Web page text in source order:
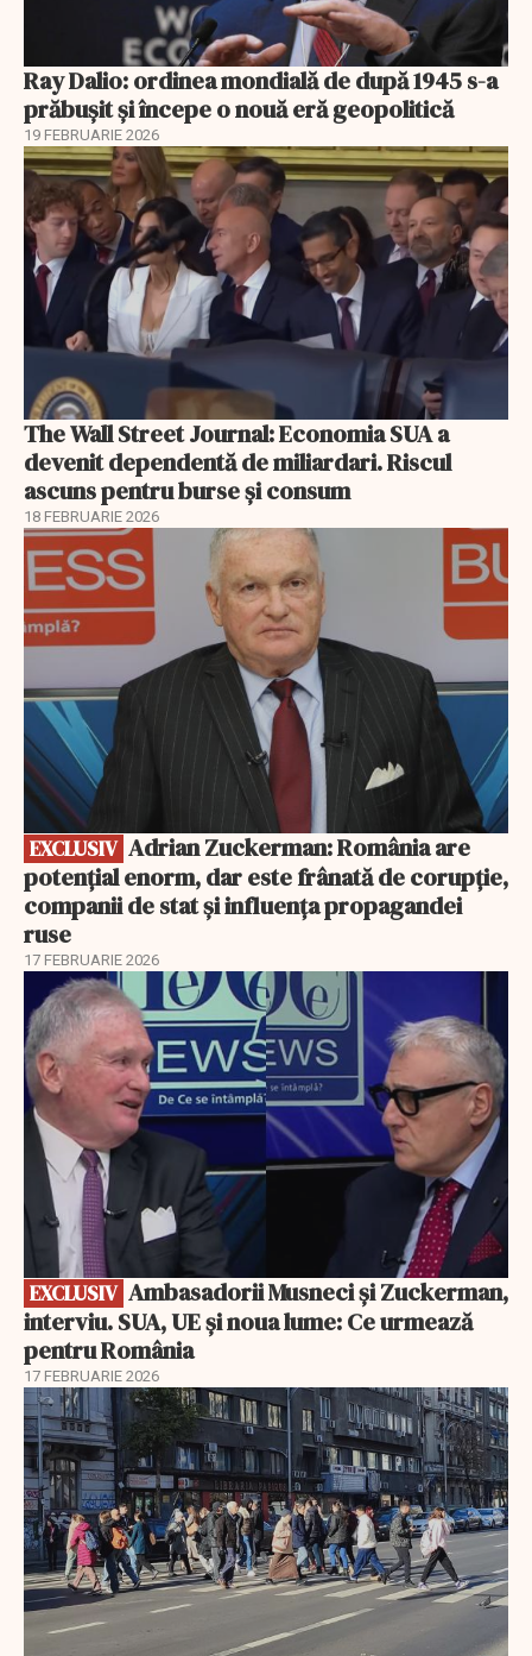
Ray Dalio: ordinea mondială de după 1945 s-a
prăbușit și începe o nouă eră geopolitică
19 FEBRUARIE 2026
The Wall Street Journal: Economia SUA a
devenit dependentă de miliardari. Riscul
ascuns pentru burse și consum
18 FEBRUARIE 2026
EXCLUSIV
EXCLUSIV
potențial enorm, dar este frânată de corupție,
companii de stat și influența propagandei
ruse
17 FEBRUARIE 2026
EXCLUSIV
EXCLUSIV
interviu. SUA, UE și noua lume: Ce urmează
pentru România
17 FEBRUARIE 2026